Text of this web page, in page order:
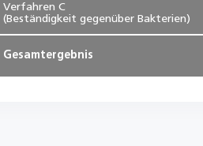
Verfahren C
(Beständigkeit gegenüber Bakterien)
Gesamtergebnis